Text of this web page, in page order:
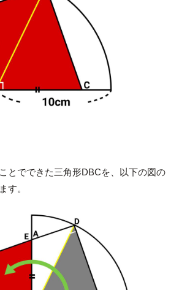
とでできた三角形DBCを、以下の図の
す。